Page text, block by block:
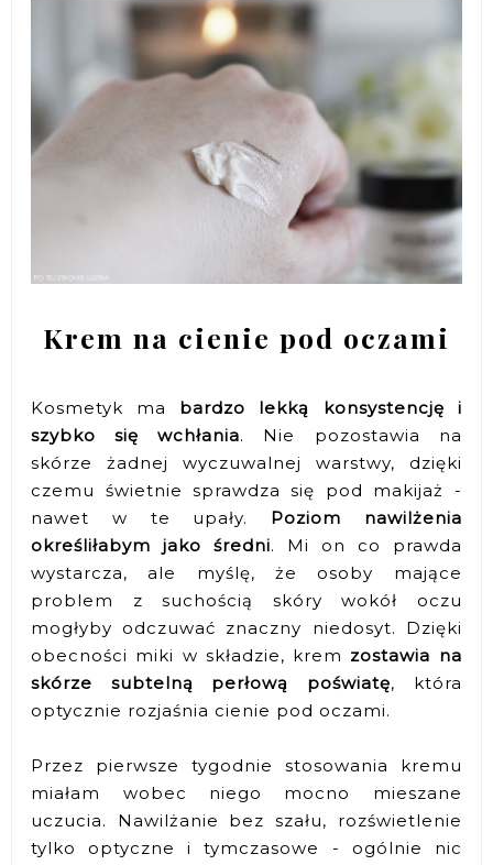
Krem na cienie pod oczami
Kosmetyk ma bardzo lekką konsystencję i
szybko się wchłania. Nie pozostawia na
skórze żadnej wyczuwalnej warstwy, dzięki
czemu świetnie sprawdza się pod makijaż -
nawet w te upały.
Poziom nawilżenia
określiłabym jako średni. Mi on co prawda
wystarcza, ale myślę, że osoby mające
problem z suchością skóry wokół oczu
mogłyby odczuwać znaczny niedosyt. Dzięki
obecności miki w składzie, krem zostawia na
skórze subtelną perłową poświatę, która
optycznie rozjaśnia cienie pod oczami.
Przez pierwsze tygodnie stosowania kremu
miałam wobec niego mocno mieszane
uczucia. Nawilżanie bez szału, rozświetlenie
tylko optyczne i tymczasowe - ogólnie nic